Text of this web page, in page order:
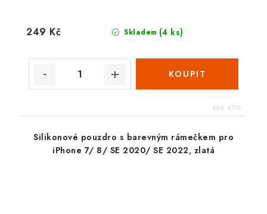
Skladem (4 ks)
249 Kč
Kód: 6726
Silikonové pouzdro s barevným rámečkem pro
iPhone 7/ 8/ SE 2020/ SE 2022, zlatá